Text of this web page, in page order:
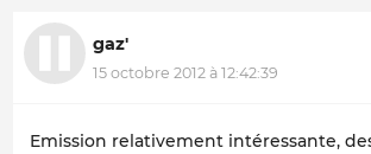
gaz'
15 octobre 2012 à 12:42:39
Emission relativement intéressante,